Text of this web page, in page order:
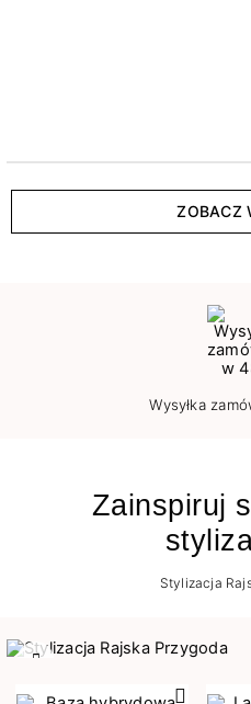
ZOBACZ
Wysyłka
Zainspiruj
Stylizacja